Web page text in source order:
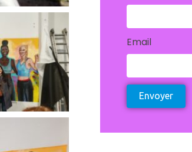
Email
Envoyer